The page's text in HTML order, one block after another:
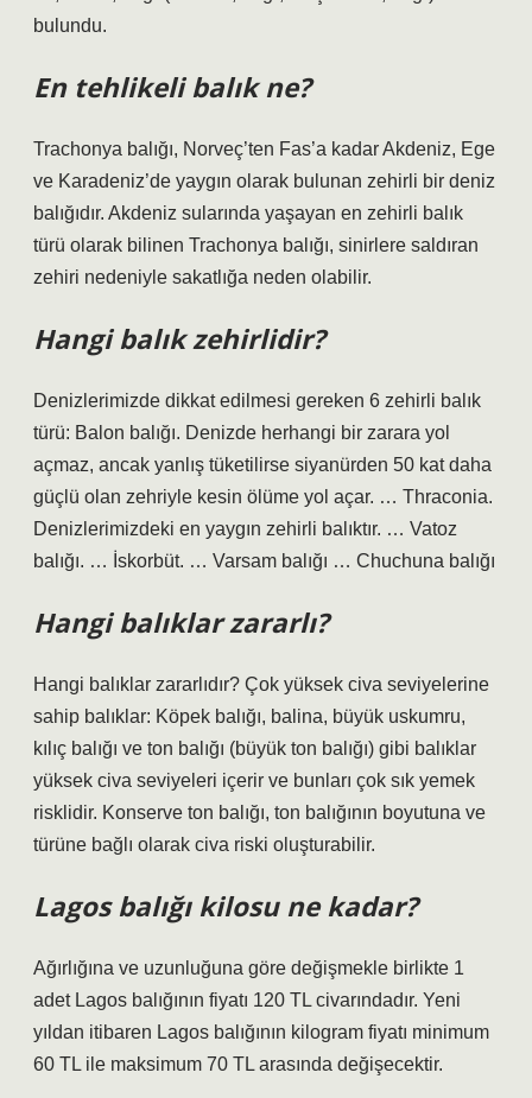
bulundu.
En tehlikeli balık ne?
Trachonya balığı, Norveç’ten Fas’a kadar Akdeniz, Ege
ve Karadeniz’de yaygın olarak bulunan zehirli bir deniz
balığıdır. Akdeniz sularında yaşayan en zehirli balık
türü olarak bilinen Trachonya balığı, sinirlere saldıran
zehiri nedeniyle sakatlığa neden olabilir.
Hangi balık zehirlidir?
Denizlerimizde dikkat edilmesi gereken 6 zehirli balık
türü: Balon balığı. Denizde herhangi bir zarara yol
açmaz, ancak yanlış tüketilirse siyanürden 50 kat daha
güçlü olan zehriyle kesin ölüme yol açar. … Thraconia.
Denizlerimizdeki en yaygın zehirli balıktır. … Vatoz
balığı. … İskorbüt. … Varsam balığı … Chuchuna balığı
Hangi balıklar zararlı?
Hangi balıklar zararlıdır? Çok yüksek civa seviyelerine
sahip balıklar: Köpek balığı, balina, büyük uskumru,
kılıç balığı ve ton balığı (büyük ton balığı) gibi balıklar
yüksek civa seviyeleri içerir ve bunları çok sık yemek
risklidir. Konserve ton balığı, ton balığının boyutuna ve
türüne bağlı olarak civa riski oluşturabilir.
Lagos balığı kilosu ne kadar?
Ağırlığına ve uzunluğuna göre değişmekle birlikte 1
adet Lagos balığının fiyatı 120 TL civarındadır. Yeni
yıldan itibaren Lagos balığının kilogram fiyatı minimum
60 TL ile maksimum 70 TL arasında değişecektir.